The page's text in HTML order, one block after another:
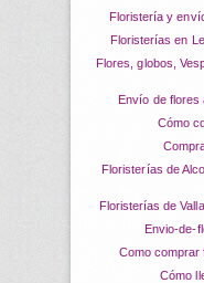
Floristería y
Floristerías en
Flores, globos, Vespa con sidecar, bicis antíguas y dron
Envío de
Cómo
Floristerías de Alcorcón, envío de flores a domicilio en
Floristerías de
envio-
Como
Cómo